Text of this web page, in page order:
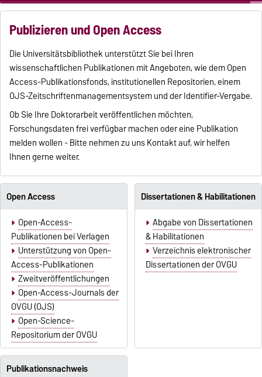
Publizieren und Open Access
Die Universitätsbibliothek unterstützt Sie bei Ihren
wissenschaftlichen Publikationen mit Angeboten, wie dem Open
Access-Publikationsfonds, institutionellen Repositorien, einem
OJS-Zeitschriftenmanagementsystem und der Identifier-Vergabe.
Ob Sie Ihre Doktorarbeit veröffentlichen möchten,
Forschungsdaten frei verfügbar machen oder eine Publikation
melden wollen - Bitte nehmen zu uns Kontakt auf, wir helfen
Ihnen gerne weiter.
Open Access
Open-Access-
Publikationen bei Verlagen
Unterstützung von Open-
Access-Publikationen
Zweitveröffentlichungen
Open-Access-Journals der
OVGU (OJS)
Open-Science-
Repositorium der OVGU
Dissertationen & Habilitationen
Abgabe von Dissertationen
& Habilitationen
Verzeichnis elektronischer
Dissertationen der OVGU
Publikationsnachweis